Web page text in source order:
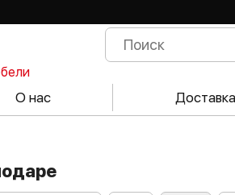
О нас Доставка